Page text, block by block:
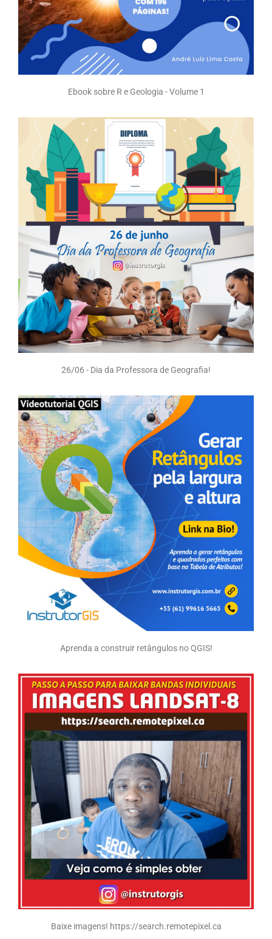
Ebook sobre R e Geologia - Volume 1
26/06 - Dia da Professora de Geografia!
Aprenda a construir retângulos no QGIS!
Baixe imagens! https://search.remotepixel.ca